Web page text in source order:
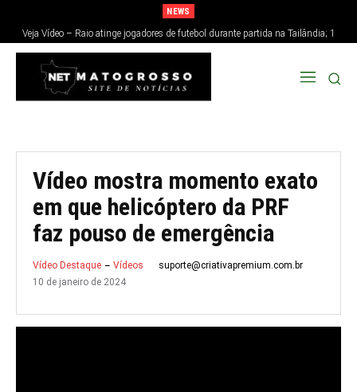
NEWS
Veja Vídeo – Raio atinge jogadores de futebol durante partida na Tailândia; 1
morre e 12 ficam feridos
Vídeo mostra momento exato
em que helicóptero da PRF
faz pouso de emergência
Vídeo Destaque Vídeos
suporte@criativapremium.com.br
10 de janeiro de 2024